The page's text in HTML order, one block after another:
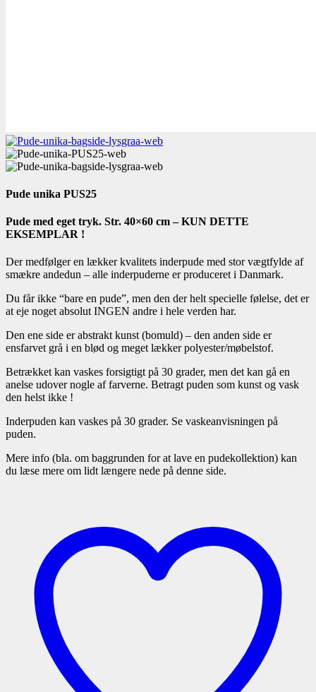
Pude unika PUS25
Pude med eget tryk. Str. 40×60 cm – KUN DETTE
EKSEMPLAR !
Der medfølger en lækker kvalitets inderpude med stor vægtfylde af
smækre andedun – alle inderpuderne er produceret i Danmark.
Du får ikke “bare en pude”, men den der helt specielle følelse, det er
at eje noget absolut INGEN andre i hele verden har.
Den ene side er abstrakt kunst (bomuld) – den anden side er
ensfarvet grå i en blød og meget lækker polyester/møbelstof.
Betrækket kan vaskes forsigtigt på 30 grader, men det kan gå en
anelse udover nogle af farverne. Betragt puden som kunst og vask
den helst ikke !
Inderpuden kan vaskes på 30 grader. Se vaskeanvisningen på
puden.
Mere info (bla. om baggrunden for at lave en pudekollektion) kan
du læse mere om lidt længere nede på denne side.